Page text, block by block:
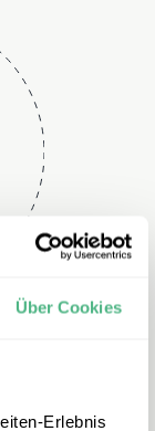
Über Cookies
Erlebnis